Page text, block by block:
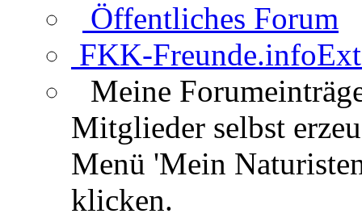
Öffentliches Forum
FKK-Freunde.info
Meine
Mitglieder selbst
Menü 'Mein
klicken.